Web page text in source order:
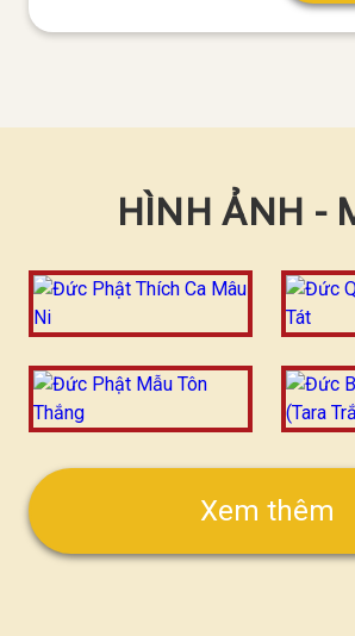
HÌNH ẢNH -
Xem thêm